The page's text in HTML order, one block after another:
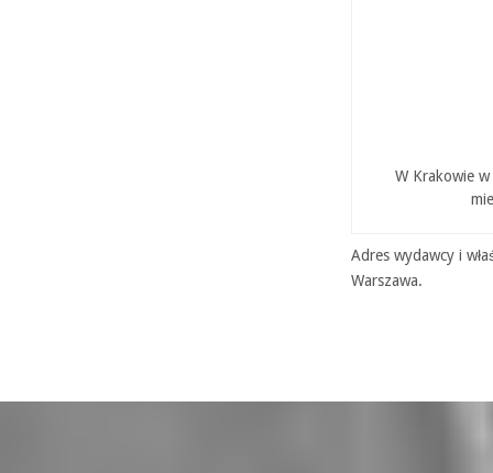
W Krakowie
Adres wydawcy i
Warszawa.